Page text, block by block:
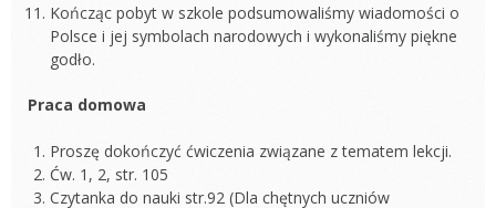
Kończąc pobyt w szkole podsumowaliśmy wiadomości o
Polsce i jej symbolach narodowych i wykonaliśmy piękne
godło.
Praca domowa
Proszę dokończyć ćwiczenia związane z tematem lekcji.
Ćw. 1, 2, str. 105
Czytanka do nauki str.92 (Dla chętnych uczniów